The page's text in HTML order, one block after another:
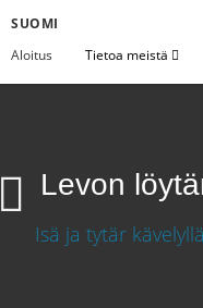
SUOMI
Aloitus
Tietoa meistä
Levon